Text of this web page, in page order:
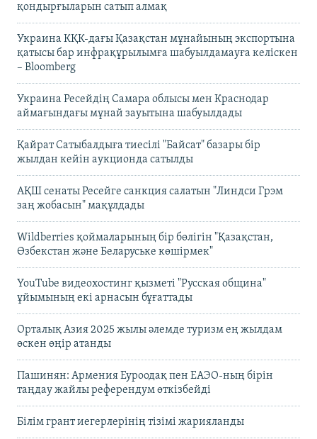
қондырғыларын сатып алмақ
Украина КҚК-дағы Қазақстан мұнайының экспортына
қатысы бар инфрақұрылымға шабуылдамауға келіскен
– Bloomberg
Украина Ресейдің Самара облысы мен Краснодар
аймағындағы мұнай зауытына шабуылдады
Қайрат Сатыбалдыға тиесілі "Байсат" базары бір
жылдан кейін аукционда сатылды
АҚШ сенаты Ресейге санкция салатын "Линдси Грэм
заң жобасын" мақұлдады
Wildberries қоймаларының бір бөлігін "Қазақстан,
Өзбекстан және Беларуське көшірмек"
YouTube видеохостинг қызметі "Русская община"
ұйымының екі арнасын бұғаттады
Орталық Азия 2025 жылы әлемде туризм ең жылдам
өскен өңір атанды
Пашинян: Армения Еуроодақ пен ЕАЭО-ның бірін
таңдау жайлы референдум өткізбейді
Білім грант иегерлерінің тізімі жарияланды